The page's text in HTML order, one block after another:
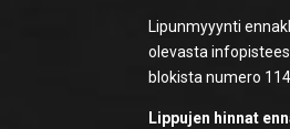
Lipunmyyynti
olevasta
blokista numero
Lippujen hinnat